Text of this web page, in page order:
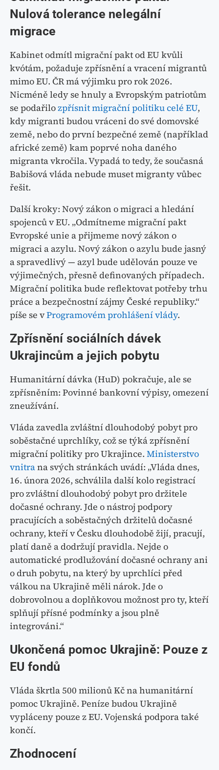
Nulová tolerance nelegální
migrace
Kabinet odmítl migrační pakt od EU kvůli
kvótám, požaduje zpřísnění a vracení migrantů
mimo EU. ČR má výjimku pro rok 2026.
Nicméně ledy se hnuly a Evropským patriotům
se podařilozpřísnit migrační politiku celé EU,
kdy migranti budou vráceni do své domovské
země, nebo do první bezpečné země (například
africké země) kam poprvé noha daného
migranta vkročila. Vypadá to tedy, že současná
Babišová vláda nebude muset migranty vůbec
řešit.
Další kroky: Nový zákon o migraci a hledání
spojenců v EU. „Odmítneme migrační pakt
Evropské unie a přijmeme nový zákon o
migraci a azylu. Nový zákon o azylu bude jasný
a spravedlivý — azyl bude udělován pouze ve
výjimečných, přesně definovaných případech.
Migrační politika bude reflektovat potřeby trhu
práce a bezpečnostní zájmy České republiky.“
píše se vProgramovém prohlášení vlády.
Zpřísnění sociálních dávek
Ukrajincům a jejich pobytu
Humanitární dávka (HuD) pokračuje, ale se
zpřísněním: Povinné bankovní výpisy, omezení
zneužívání.
Vláda zavedla zvláštní dlouhodobý pobyt pro
soběstačné uprchlíky, což se týká zpřísnění
migrační politiky pro Ukrajince. Ministerstvo
vnitrana svých stránkách uvádí: „Vláda dnes,
16. února 2026, schválila další kolo registrací
pro zvláštní dlouhodobý pobyt pro držitele
dočasné ochrany. Jde o nástroj podpory
pracujících a soběstačných držitelů dočasné
ochrany, kteří v Česku dlouhodobě žijí, pracují,
platí daně a dodržují pravidla. Nejde o
automatické prodlužování dočasné ochrany ani
o druh pobytu, na který by uprchlíci před
válkou na Ukrajině měli nárok. Jde o
dobrovolnou a doplňkovou možnost pro ty, kteří
splňují přísné podmínky a jsou plně
integrováni.“
Ukončená pomoc Ukrajině: Pouze z
EU fondů
Vláda škrtla 500 milionů Kč na humanitární
pomoc Ukrajině. Peníze budou Ukrajině
vypláceny pouze z EU. Vojenská podpora také
končí.
Zhodnocení